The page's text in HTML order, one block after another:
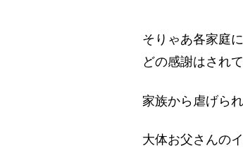
そりゃあ各家庭
どの感謝はされ
家族から虐げら
大体お父さんの